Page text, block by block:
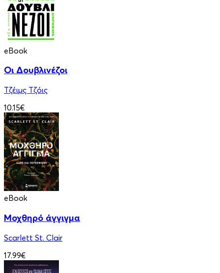
eBook
Οι Δουβλινέζοι
Τζέιμς Τζόις
10.15€
eBook
Μοχθηρό άγγιγμα
Scarlett St. Clair
17.99€